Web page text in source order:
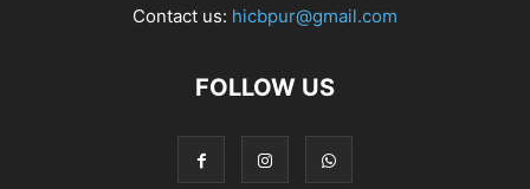
Contact us: hicbpur@gmail.com
FOLLOW US